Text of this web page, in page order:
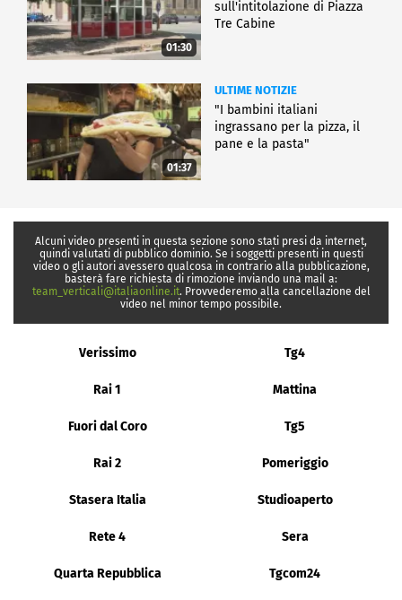
01:30
sull'intitolazione di Piazza
Tre Cabine
01:37
ULTIME NOTIZIE
"I bambini italiani
ingrassano per la pizza, il
pane e la pasta"
Alcuni video presenti in questa sezione sono stati presi da internet,
quindi valutati di pubblico dominio. Se i soggetti presenti in questi
video o gli autori avessero qualcosa in contrario alla pubblicazione,
basterà fare richiesta di rimozione inviando una mail a:
team_verticali@italiaonline.it. Provvederemo alla cancellazione del
video nel minor tempo possibile.
Verissimo Tg4
Rai 1 Mattina
Fuori dal Coro Tg5
Rai 2 Pomeriggio
Stasera Italia Studioaperto
Rete 4 Sera
Quarta Repubblica Tgcom24